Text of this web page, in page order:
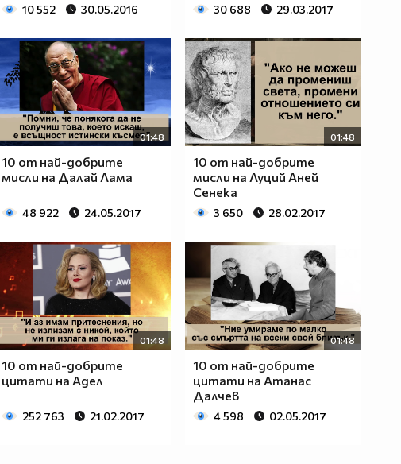
10 552 30.05.2016 30 688 29.03.2017
01:48
10 от най-добрите
мисли на Далай Лама
48 922 24.05.2017
01:48
10 от най-добрите
мисли на Луций Аней
Сенека
3 650 28.02.2017
01:48
10 от най-добрите
цитати на Адел
252 763 21.02.2017
01:48
10 от най-добрите
цитати на Атанас
Далчев
4 598 02.05.2017